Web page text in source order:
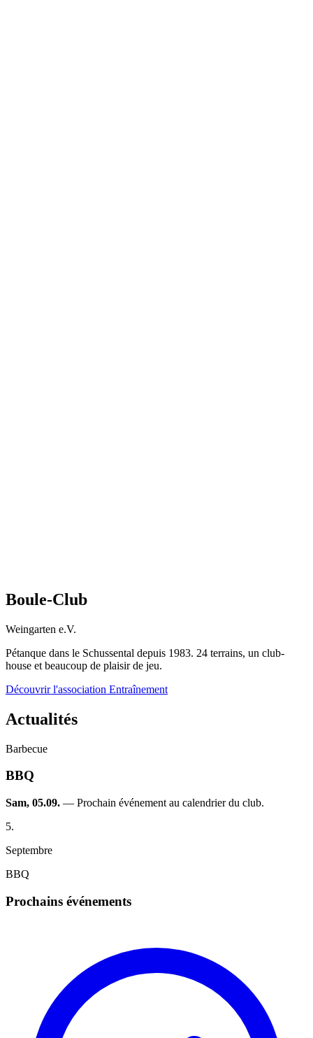
Boule-Club
Weingarten e.V.
Pétanque dans le Schussental depuis 1983. 24 terrains, un club-
house et beaucoup de plaisir de jeu.
Découvrir l'association Entraînement
Actualités
Barbecue
BBQ
Sam, 05.09. — Prochain événement au calendrier du club.
5.
Septembre
BBQ
Prochains événements